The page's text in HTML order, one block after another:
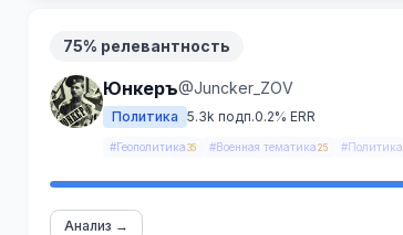
75% релевантность
Юнкеръ@Juncker_ZOV
Политика 5.3k подп.0.2% ERR
#Геополитика 35 #Военная тематика 25 #Политика
Анализ →